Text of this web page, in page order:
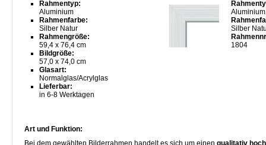
Rahmentyp:
Aluminium
Rahmenfarbe:
Silber Natur
Rahmengröße:
59,4 x 76,4 cm
Bildgröße:
57,0 x 74,0 cm
Glasart:
Normalglas/Acrylglas
Lieferbar:
in 6-8 Werktagen
Aluminium
Silber
1804
Art und Funktion:
Bei dem gewählten Bilderrahmen handelt es sich um einen qualitativ